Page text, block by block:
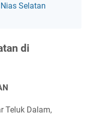
Selatan
di
Teluk Dalam,